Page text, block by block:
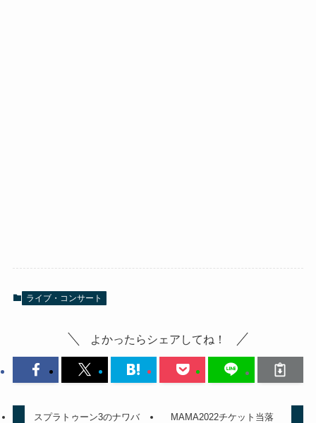
ライブ・コンサート
よかったらシェアしてね！
スプラトゥーン3のナワバ
MAMA2022チケット当落